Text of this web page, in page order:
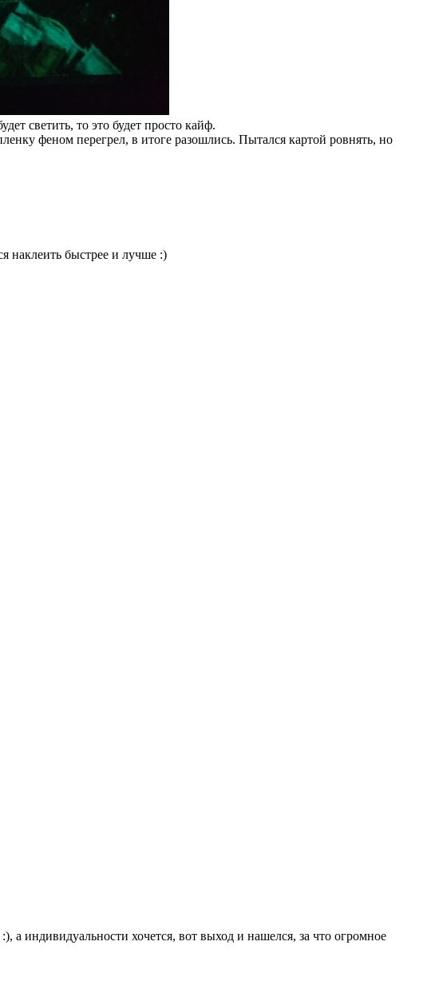
светить, то это будет просто кайф.
феном перегрел, в итоге разошлись. Пытался картой ровнять, но
наклеить быстрее и лучше :)
а индивидуальности хочется, вот выход и нашелся, за что огромное